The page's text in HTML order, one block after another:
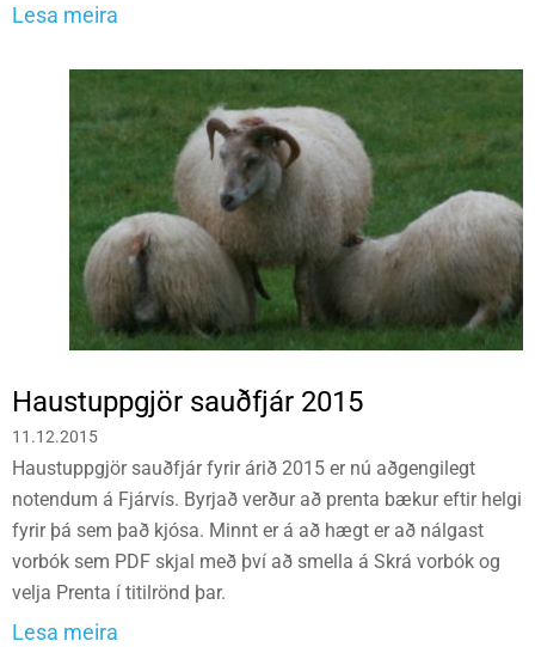
Lesa meira
Haustuppgjör sauðfjár 2015
11.12.2015
Haustuppgjör sauðfjár fyrir árið 2015 er nú aðgengilegt
notendum á Fjárvís. Byrjað verður að prenta bækur eftir helgi
fyrir þá sem það kjósa. Minnt er á að hægt er að nálgast
vorbók sem PDF skjal með því að smella á Skrá vorbók og
velja Prenta í titilrönd þar.
Lesa meira